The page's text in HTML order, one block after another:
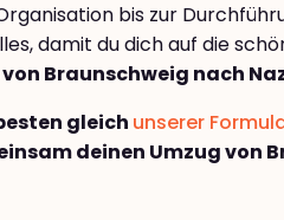
bis zur
damit du dich auf die
Braunschweig nach
gleich unserer
deinen Umzug von